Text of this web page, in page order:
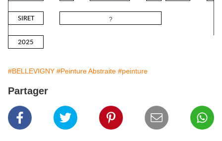
SIRET ?
2025
#BELLEVIGNY #Peinture Abstraite #peinture
Partager